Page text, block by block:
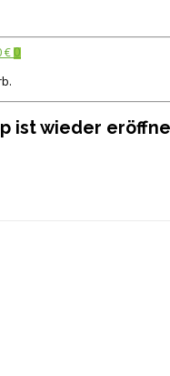
€ 0
ist wieder